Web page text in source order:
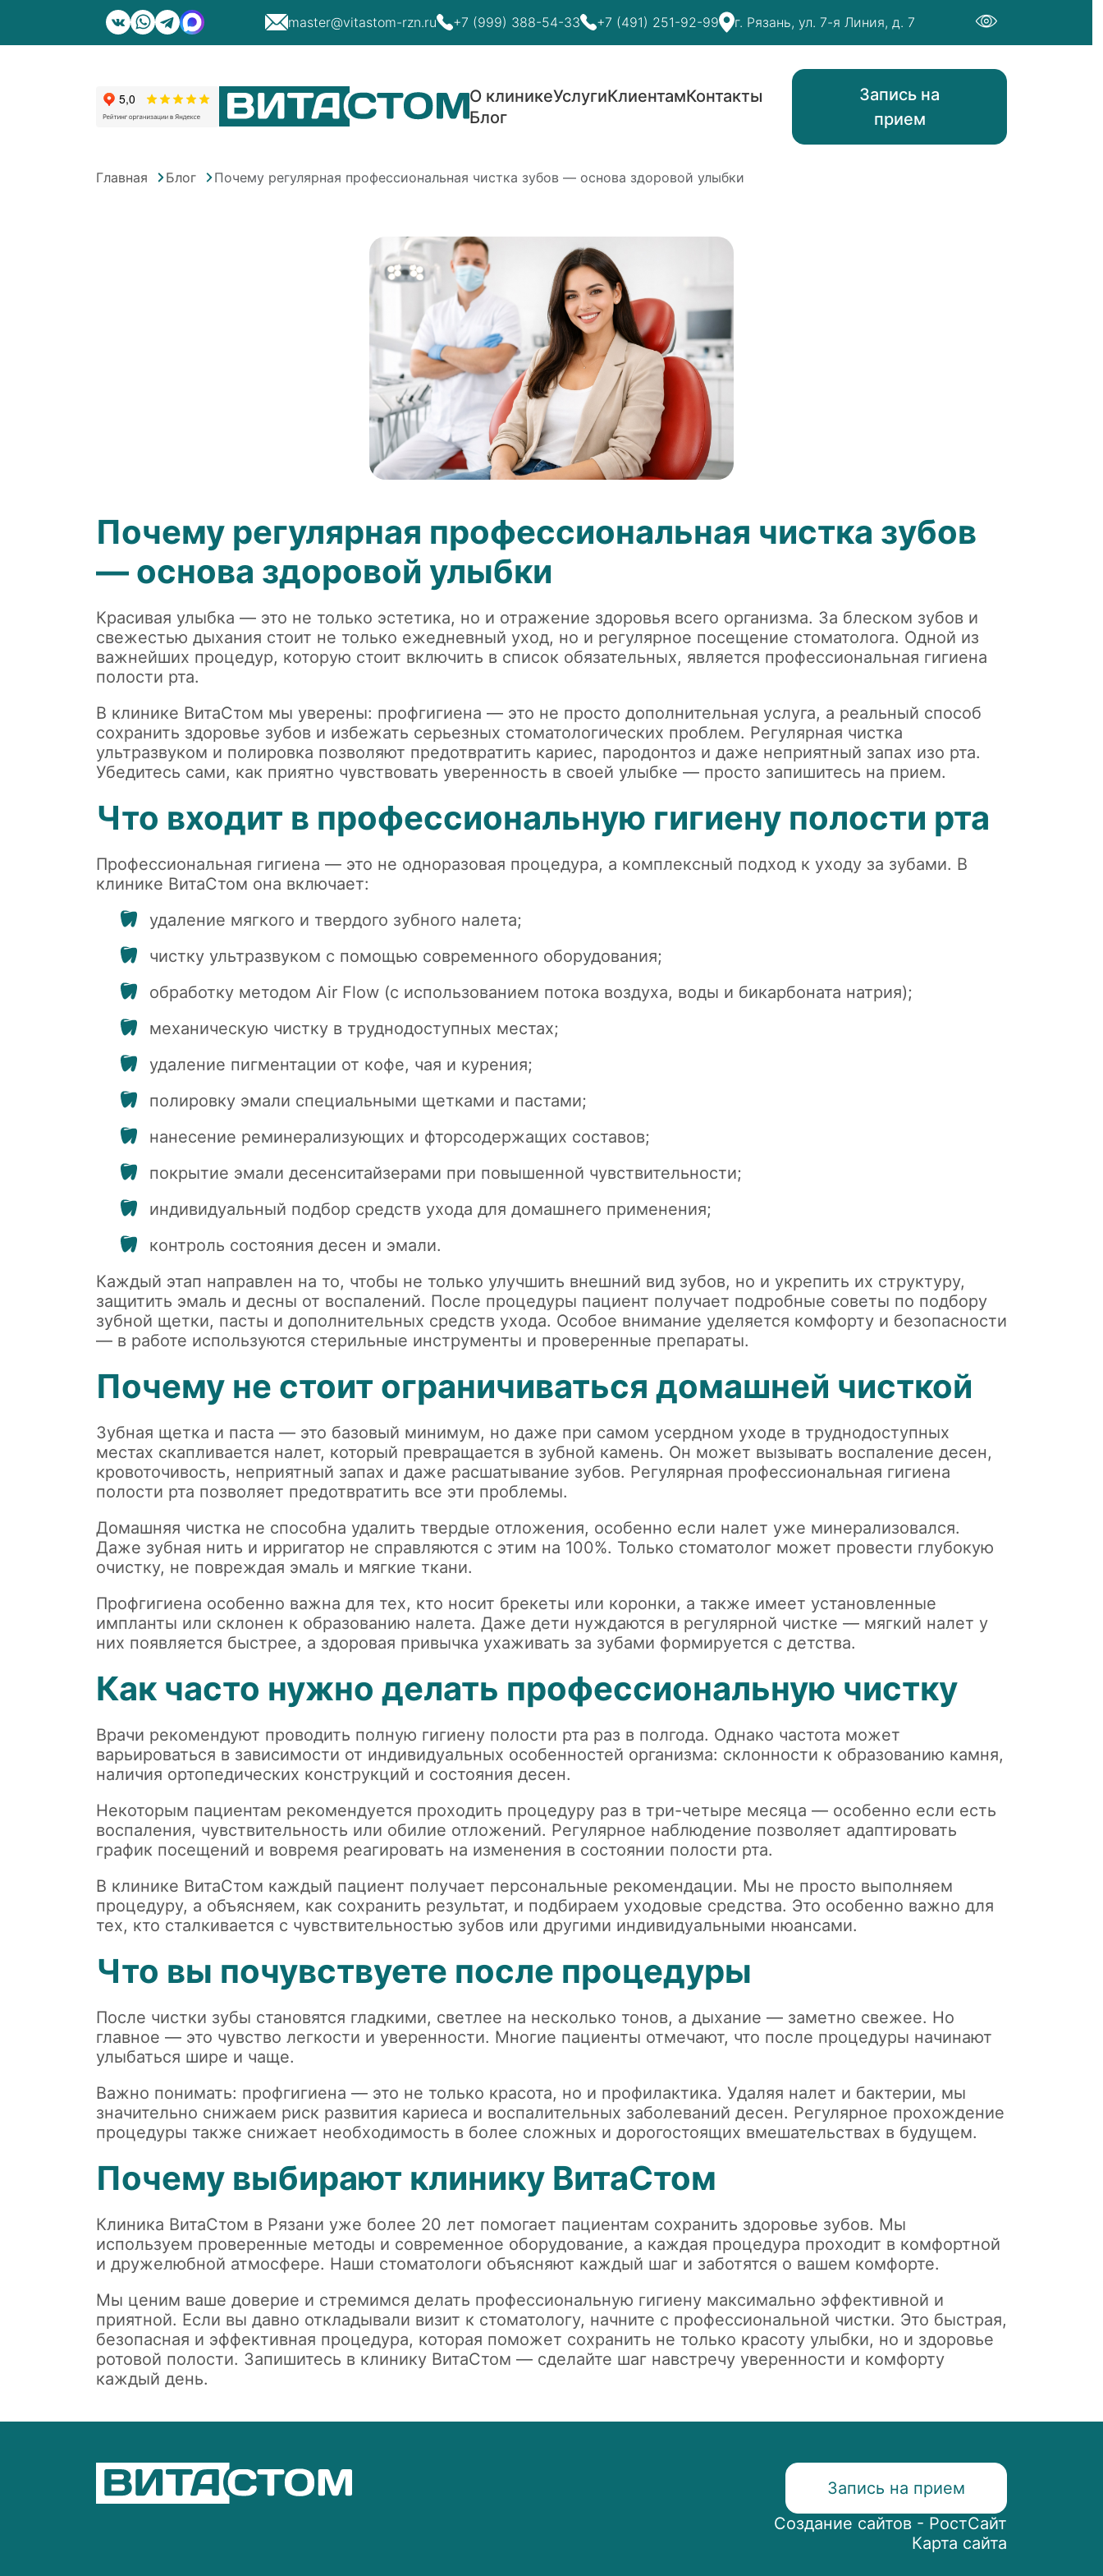
master@vitastom-rzn.ru +7 (999) 388-54-33 +7 (491) 251-92-99 г. Рязань, ул. 7-я Линия, д. 7
О клиникеУслугиКлиентамКонтакты
Блог
Запись на
прием
Главная Блог Почему регулярная профессиональная чистка зубов — основа здоровой улыбки
Почему регулярная профессиональная чистка зубов
— основа здоровой улыбки
Красивая улыбка — это не только эстетика, но и отражение здоровья всего организма. За блеском зубов и
свежестью дыхания стоит не только ежедневный уход, но и регулярное посещение стоматолога. Одной из
важнейших процедур, которую стоит включить в список обязательных, является профессиональная гигиена
полости рта.
В клинике ВитаСтом мы уверены: профгигиена — это не просто дополнительная услуга, а реальный способ
сохранить здоровье зубов и избежать серьезных стоматологических проблем. Регулярная чистка
ультразвуком и полировка позволяют предотвратить кариес, пародонтоз и даже неприятный запах изо рта.
Убедитесь сами, как приятно чувствовать уверенность в своей улыбке — просто запишитесь на прием.
Что входит в профессиональную гигиену полости рта
Профессиональная гигиена — это не одноразовая процедура, а комплексный подход к уходу за зубами. В
клинике ВитаСтом она включает:
удаление мягкого и твердого зубного налета;
чистку ультразвуком с помощью современного оборудования;
обработку методом Air Flow (с использованием потока воздуха, воды и бикарбоната натрия);
механическую чистку в труднодоступных местах;
удаление пигментации от кофе, чая и курения;
полировку эмали специальными щетками и пастами;
нанесение реминерализующих и фторсодержащих составов;
покрытие эмали десенситайзерами при повышенной чувствительности;
индивидуальный подбор средств ухода для домашнего применения;
контроль состояния десен и эмали.
Каждый этап направлен на то, чтобы не только улучшить внешний вид зубов, но и укрепить их структуру,
защитить эмаль и десны от воспалений. После процедуры пациент получает подробные советы по подбору
зубной щетки, пасты и дополнительных средств ухода. Особое внимание уделяется комфорту и безопасности
— в работе используются стерильные инструменты и проверенные препараты.
Почему не стоит ограничиваться домашней чисткой
Зубная щетка и паста — это базовый минимум, но даже при самом усердном уходе в труднодоступных
местах скапливается налет, который превращается в зубной камень. Он может вызывать воспаление десен,
кровоточивость, неприятный запах и даже расшатывание зубов. Регулярная профессиональная гигиена
полости рта позволяет предотвратить все эти проблемы.
Домашняя чистка не способна удалить твердые отложения, особенно если налет уже минерализовался.
Даже зубная нить и ирригатор не справляются с этим на 100%. Только стоматолог может провести глубокую
очистку, не повреждая эмаль и мягкие ткани.
Профгигиена особенно важна для тех, кто носит брекеты или коронки, а также имеет установленные
импланты или склонен к образованию налета. Даже дети нуждаются в регулярной чистке — мягкий налет у
них появляется быстрее, а здоровая привычка ухаживать за зубами формируется с детства.
Как часто нужно делать профессиональную чистку
Врачи рекомендуют проводить полную гигиену полости рта раз в полгода. Однако частота может
варьироваться в зависимости от индивидуальных особенностей организма: склонности к образованию камня,
наличия ортопедических конструкций и состояния десен.
Некоторым пациентам рекомендуется проходить процедуру раз в три-четыре месяца — особенно если есть
воспаления, чувствительность или обилие отложений. Регулярное наблюдение позволяет адаптировать
график посещений и вовремя реагировать на изменения в состоянии полости рта.
В клинике ВитаСтом каждый пациент получает персональные рекомендации. Мы не просто выполняем
процедуру, а объясняем, как сохранить результат, и подбираем уходовые средства. Это особенно важно для
тех, кто сталкивается с чувствительностью зубов или другими индивидуальными нюансами.
Что вы почувствуете после процедуры
После чистки зубы становятся гладкими, светлее на несколько тонов, а дыхание — заметно свежее. Но
главное — это чувство легкости и уверенности. Многие пациенты отмечают, что после процедуры начинают
улыбаться шире и чаще.
Важно понимать: профгигиена — это не только красота, но и профилактика. Удаляя налет и бактерии, мы
значительно снижаем риск развития кариеса и воспалительных заболеваний десен. Регулярное прохождение
процедуры также снижает необходимость в более сложных и дорогостоящих вмешательствах в будущем.
Почему выбирают клинику ВитаСтом
Клиника ВитаСтом в Рязани уже более 20 лет помогает пациентам сохранить здоровье зубов. Мы
используем проверенные методы и современное оборудование, а каждая процедура проходит в комфортной
и дружелюбной атмосфере. Наши стоматологи объясняют каждый шаг и заботятся о вашем комфорте.
Мы ценим ваше доверие и стремимся делать профессиональную гигиену максимально эффективной и
приятной. Если вы давно откладывали визит к стоматологу, начните с профессиональной чистки. Это быстрая,
безопасная и эффективная процедура, которая поможет сохранить не только красоту улыбки, но и здоровье
ротовой полости. Запишитесь в клинику ВитаСтом — сделайте шаг навстречу уверенности и комфорту
каждый день.
Запись на прием
Создание сайтов - РостСайт
Карта сайта